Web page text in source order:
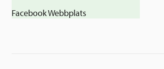
FacebookWebbplats